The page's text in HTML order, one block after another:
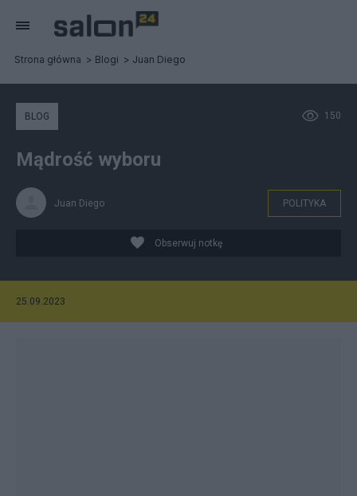
Strona główna Blogi Juan Diego
150
BLOG
Mądrość wyboru
Juan Diego POLITYKA
Obserwuj notkę
25.09.2023